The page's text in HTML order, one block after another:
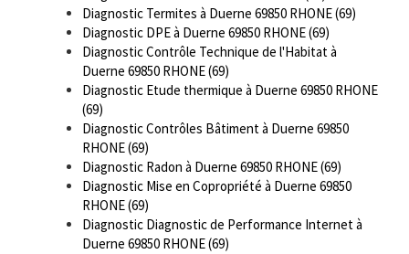
Diagnostic Termites à Duerne 69850 RHONE (69)
Diagnostic DPE à Duerne 69850 RHONE (69)
Diagnostic Contrôle Technique de l'Habitat à
Duerne 69850 RHONE (69)
Diagnostic Etude thermique à Duerne 69850 RHONE
(69)
Diagnostic Contrôles Bâtiment à Duerne 69850
RHONE (69)
Diagnostic Radon à Duerne 69850 RHONE (69)
Diagnostic Mise en Copropriété à Duerne 69850
RHONE (69)
Diagnostic Diagnostic de Performance Internet à
Duerne 69850 RHONE (69)